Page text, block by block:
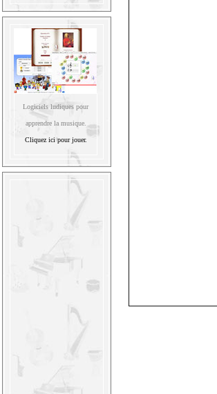
Logiciels ludiques pour
apprendre la musique.
Cliquez ici pour jouer.